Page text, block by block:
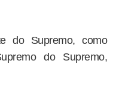
do Supremo, como
do Supremo,